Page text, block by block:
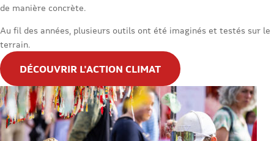
de manière concrète.
Au fil des années, plusieurs outils ont été imaginés et testés sur le
terrain.
DÉCOUVRIR L'ACTION CLIMAT